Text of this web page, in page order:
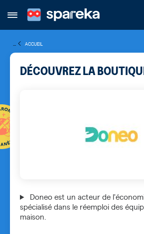
ACCUEIL
DÉCOUVREZ LA
Doneo est un acteur de
spécialisé dans le réemploi des
maison.